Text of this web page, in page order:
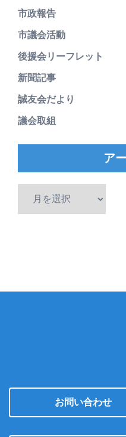
市政報告
市議会活動
後援会リーフレット
新聞記事
誠友会だより
議会取組
ア
お問い合わせ